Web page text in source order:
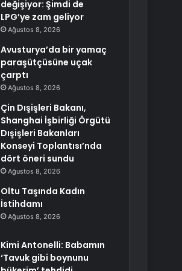
değişiyor: Şimdi de
LPG’ye zam geliyor
Ağustos 8, 2026
Avusturya’da bir yamaç
paraşütçüsüne uçak
çarptı
Ağustos 8, 2026
Çin Dışişleri Bakanı,
Shanghai İşbirliği Örgütü
Dışişleri Bakanları
Konseyi Toplantısı’nda
dört öneri sundu
Ağustos 8, 2026
Oltu Taşında Kadın
İstihdamı
Ağustos 8, 2026
Kimi Antonelli: Babamın
‘Tavuk gibi boynunu